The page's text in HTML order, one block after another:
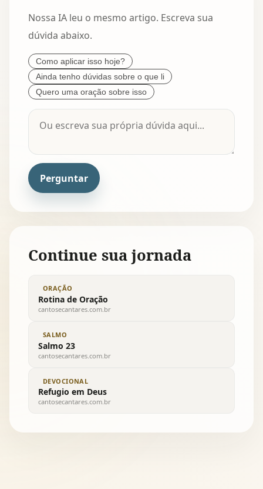
Nossa IA leu o mesmo artigo. Escreva sua
dúvida abaixo.
Como aplicar isso hoje?
Ainda tenho dúvidas sobre o que li
Quero uma oração sobre isso
Perguntar
Continue sua jornada
ORAÇÃO
Rotina de Oração
cantosecantares.com.br
SALMO
Salmo 23
cantosecantares.com.br
DEVOCIONAL
Refugio em Deus
cantosecantares.com.br